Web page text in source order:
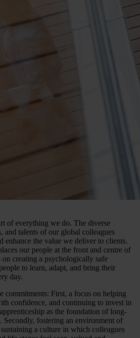
of everything we do. The diverse
and talents of our global colleagues
enhance the value we deliver to clients.
our people at the front and centre of
creating a psychologically safe
to learn, adapt, and bring their
day.
commitments: First, a focus on helping
confidence, and continuing to invest in
as the foundation of long-
Secondly, fostering an environment of
a culture in which colleagues